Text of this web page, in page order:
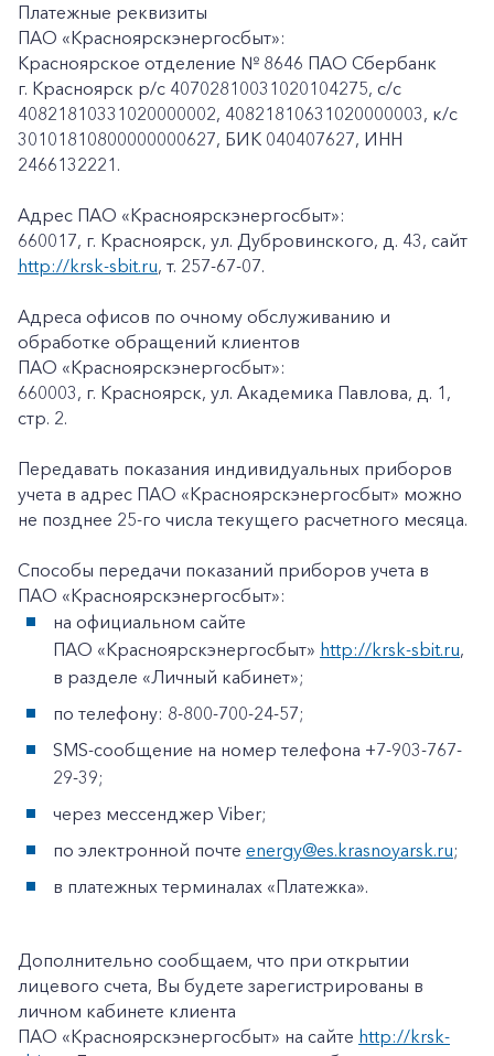
Платежные реквизиты
ПАО «Красноярскэнергосбыт»:
Красноярское отделение № 8646 ПАО Сбербанк
г. Красноярск p/c 40702810031020104275, с/с
40821810331020000002, 40821810631020000003, к/c
30101810800000000627, БИК 040407627, ИНН
2466132221.
Адрес ПАО «Красноярскэнергосбыт»:
660017, г. Красноярск, ул. Дубровинского, д. 43, сайт
http://krsk-sbit.ru, т. 257-67-07.
Адреса офисов по очному обслуживанию и
обработке обращений клиентов
ПАО «Красноярскэнергосбыт»:
660003, г. Красноярск, ул. Академика Павлова, д. 1,
стр. 2.
Передавать показания индивидуальных приборов
учета в адрес ПАО «Красноярскэнергосбыт» можно
не позднее 25-го числа текущего расчетного месяца.
Способы передачи показаний приборов учета в
ПАО «Красноярскэнергосбыт»:
на официальном сайте
ПАО «Красноярскэнергосбыт» http://krsk-sbit.ru,
в разделе «Личный кабинет»;
по телефону: 8-800-700-24-57;
SMS-сообщение на номер телефона +7-903-767-
29-39;
через мессенджер Viber;
по электронной почте energy@es.krasnoyarsk.ru;
в платежных терминалах «Платежка».
Дополнительно сообщаем, что при открытии
лицевого счета, Вы будете зарегистрированы в
личном кабинете клиента
ПАО «Красноярскэнергосбыт» на сайте http://krsk-